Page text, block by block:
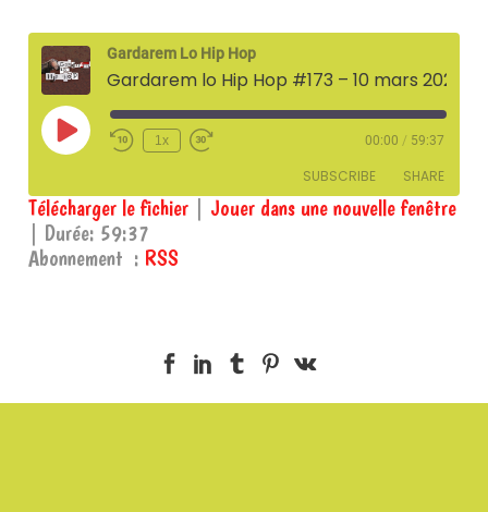
Gardarem Lo Hip Hop
Gardarem lo Hip Hop #173 – 10 mars 2021
Play
Episode
1x 00:00 / 59:37
SUBSCRIBE SHARE
RSS
SHARE
Télécharger le fichier
Jouer dans une nouvelle fenêtre
Durée: 59:37
Abonnement : RSS